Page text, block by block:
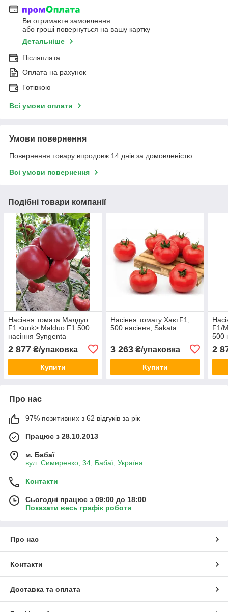
Ви отримаєте замовлення
або гроші повернуться на вашу картку
Детальніше
Післяплата
Оплата на рахунок
Готівкою
Всі умови оплати
Умови повернення
Повернення товару впродовж 14 днів за домовленістю
Всі умови повернення
Подібні товари компанії
Насіння томата Малдуо
F1 <unk> Malduo F1 500
насіння Syngenta
2 877 ₴/упаковка
Купити
Насіння томату ХаєтF1,
500 насіння, Sakata
3 263₴/упаковка
Купити
F1/
500
2
Про нас
97% позитивних з 62 відгуків за рік
Працює з 28.10.2013
м. Бабаї
вул. Симиренко, 34, Бабаї, Україна
Контакти
Сьогодні працює з 09:00 до 18:00
Показати весь графік роботи
Про нас
Контакти
Доставка та оплата